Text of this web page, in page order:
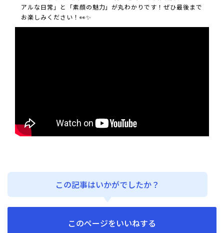
アルな日常」と「素顔の魅力」が丸わかりです！ぜひ最後まで
お楽しみください！👀✨
この記事はいかがでしたか？
このページをいいねする